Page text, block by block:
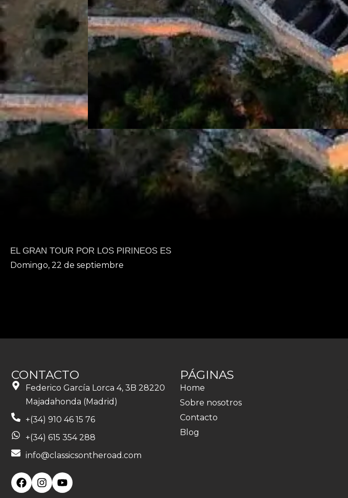
EL GRAN TOUR POR LOS PIRINEOS ES
Domingo, 22 de septiembre
CONTACTO
Federico García Lorca 4, 3B 28220
Majadahonda (Madrid)
+(34) 910 46 15 76
+(34) 615 354 288
info@classicsontheroad.com
PÁGINAS
Home
Sobre nosotros
Contacto
Blog